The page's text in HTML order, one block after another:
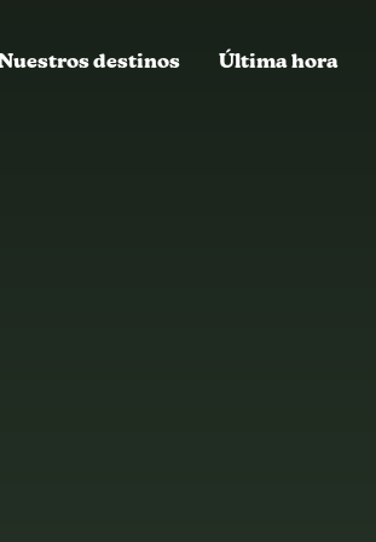
destinos Última hora